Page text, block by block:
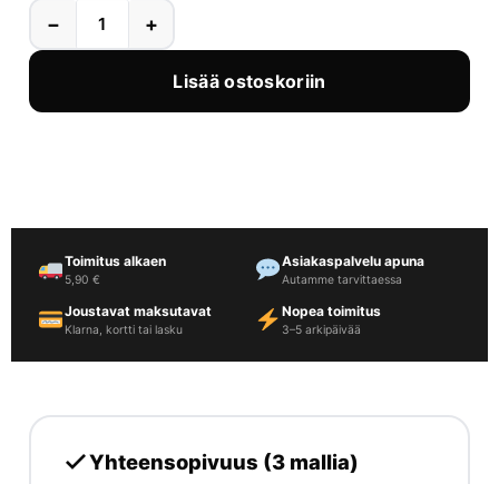
− +
Lisää ostoskoriin
Toimitus alkaen
5,90 €
Asiakaspalvelu apuna
Autamme tarvittaessa
Joustavat maksutavat
Klarna, kortti tai lasku
Nopea toimitus
3–5 arkipäivää
Yhteensopivuus (3 mallia)